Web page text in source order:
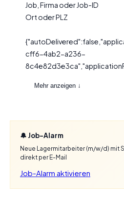
Job, Firma oder Job-ID
Ort oder PLZ
cff6-4ab2-a236-
Mehr anzeigen ↓
🔔 Job-Alarm
Neue Lagermitarbeiter (m/w/d) mit
direkt per E-Mail
Job-Alarm aktivieren